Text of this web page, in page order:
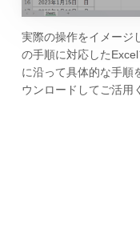
実際の操作をイメージ
の手順に対応した
に沿って具体的な手順
ウンロードしてご活用